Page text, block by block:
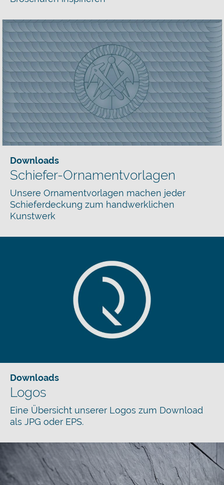
Downloads
Schiefer-Ornamentvorlagen
Unsere Ornamentvorlagen machen jeder
Schieferdeckung zum handwerklichen
Kunstwerk
Downloads
Logos
Eine Übersicht unserer Logos zum Download
als JPG oder EPS.